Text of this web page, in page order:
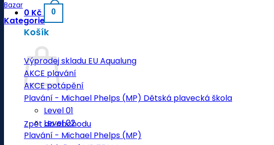
0 Kč 0
Košík
Zpět do obchodu
Bazar
Kategorie
Výprodej skladu EU Aqualung
AKCE plavání
AKCE potápění
Plavání - Michael Phelps (MP) Dětská plavecká škola
Level 01
Level 02
Plavání - Michael Phelps (MP)